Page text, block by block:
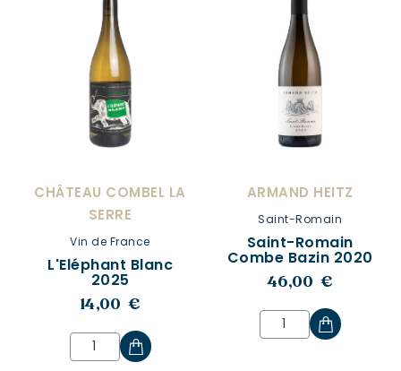
CHÂTEAU COMBEL LA
SERRE
Vin de France
L'Eléphant Blanc
2025
14,00 €
ARMAND HEITZ
Saint-Romain
Saint-Romain
Combe Bazin 2020
46,00 €